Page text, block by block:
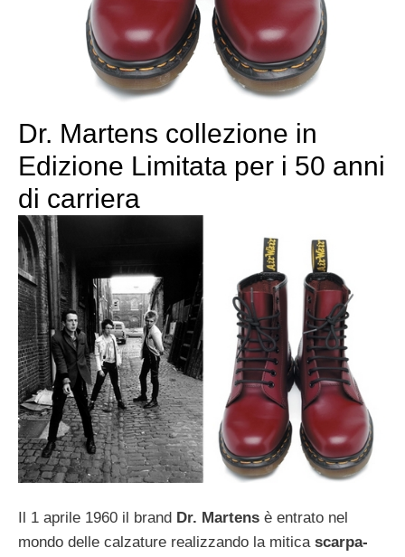
Dr. Martens collezione in
Edizione Limitata per i 50 anni
di carriera
Il 1 aprile 1960 il brand Dr. Martens è entrato nel
mondo delle calzature realizzando la mitica scarpa-